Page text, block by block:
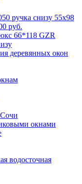
ручка снизу 55х98
руб.
66*118 GZR
деревянных окон
окнами
водосточная